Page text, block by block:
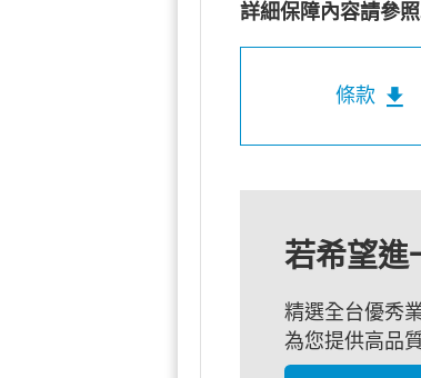
詳細保障內容請參
條款
若希望進
精選全台優秀
為您提供高品